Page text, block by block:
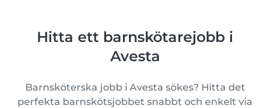
Hitta ett barnskötarejobb i
Avesta
Barnsköterska jobb i Avesta sökes? Hitta det
perfekta barnskötsjobbet snabbt och enkelt via